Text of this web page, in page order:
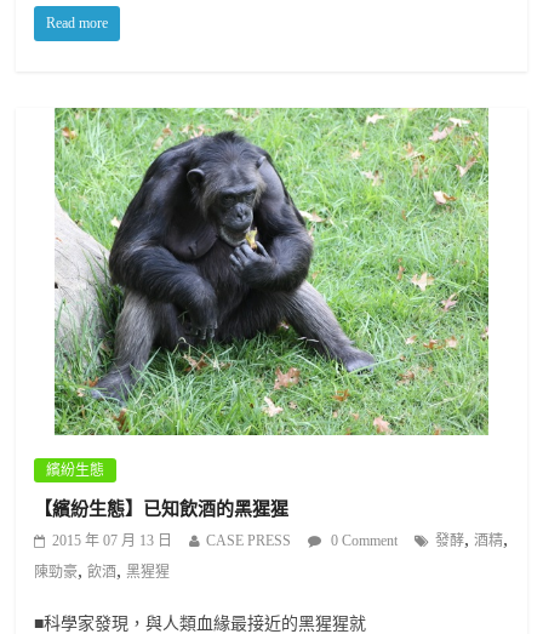
Read more
繽紛生態
【繽紛生態】已知飲酒的黑猩猩
2015 年 07 月 13 日 CASE PRESS 0 Comment 發酵,酒精,
陳勁豪,飲酒,黑猩猩
■科學家發現，與人類血緣最接近的黑猩猩就